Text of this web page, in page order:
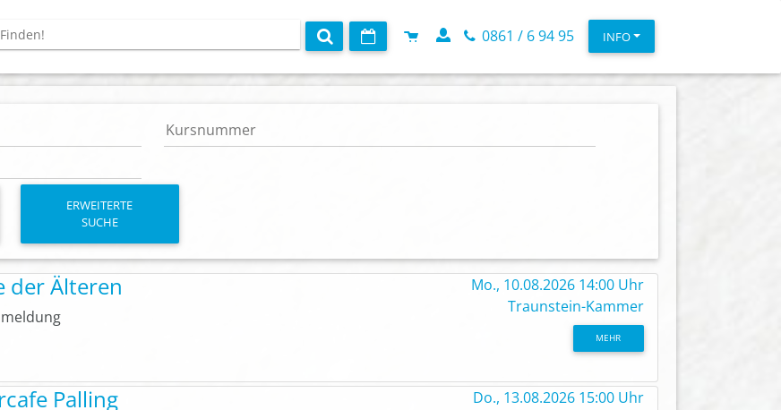
0861 / 6 94 95 INFO
ERWEITERTE
SUCHE
der Älteren
Mo., 10.08.2026 14:00 Uhr
Traunstein-Kammer
MEHR
Palling
Do., 13.08.2026 15:00 Uhr